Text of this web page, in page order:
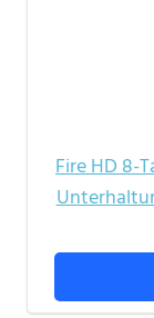
Fire HD 8-